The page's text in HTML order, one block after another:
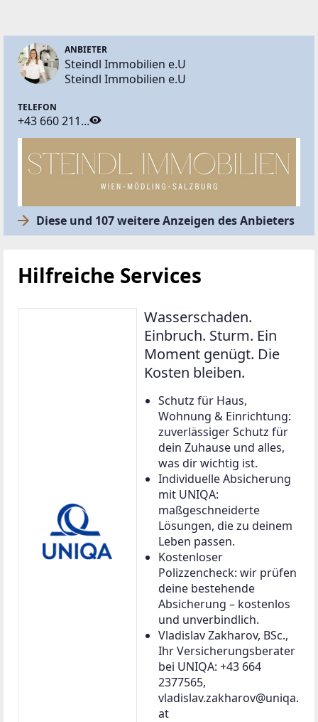
ANBIETER
Steindl Immobilien e.U
Steindl Immobilien e.U
TELEFON
+43 660 211...
Diese und 107 weitere Anzeigen des Anbieters
Hilfreiche Services
Wasserschaden.
Einbruch. Sturm. Ein
Moment genügt. Die
Kosten bleiben.
Schutz für Haus,
Wohnung & Einrichtung:
zuverlässiger Schutz für
dein Zuhause und alles,
was dir wichtig ist.
Individuelle Absicherung
mit UNIQA:
maßgeschneiderte
Lösungen, die zu deinem
Leben passen.
Kostenloser
Polizzencheck: wir prüfen
deine bestehende
Absicherung – kostenlos
und unverbindlich.
Vladislav Zakharov, BSc.,
Ihr Versicherungsberater
bei UNIQA: +43 664
2377565,
vladislav.zakharov@uniqa.
at